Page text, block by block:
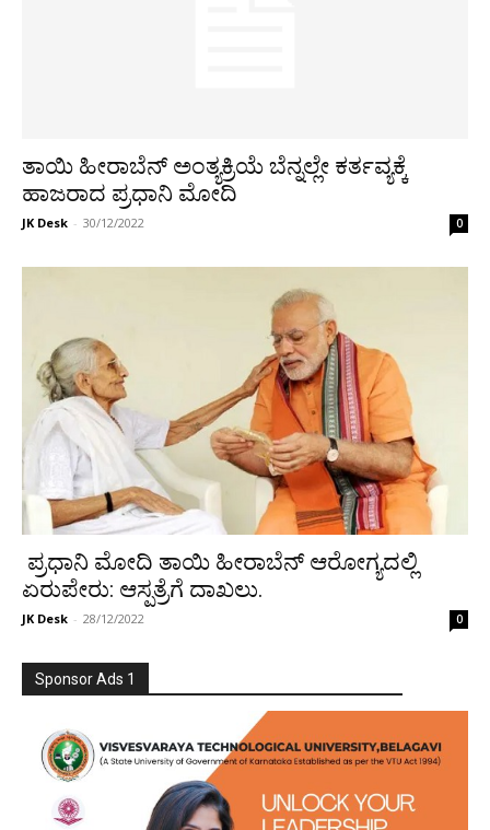
ತಾಯಿ ಹೀರಾಬೆನ್ ಅಂತ್ಯಕ್ರಿಯೆ ಬೆನ್ನಲ್ಲೇ ಕರ್ತವ್ಯಕ್ಕೆ
ಹಾಜರಾದ ಪ್ರಧಾನಿ ಮೋದಿ
JK Desk - 30/12/2022 0
ಪ್ರಧಾನಿ ಮೋದಿ ತಾಯಿ ಹೀರಾಬೆನ್ ಆರೋಗ್ಯದಲ್ಲಿ
ಏರುಪೇರು: ಆಸ್ಪತ್ರೆಗೆ ದಾಖಲು.
JK Desk - 28/12/2022 0
Sponsor Ads 1